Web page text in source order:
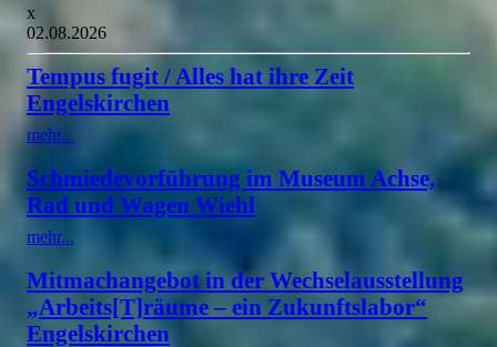
x
02.08.2026
Tempus fugit / Alles hat ihre Zeit
Engelskirchen
mehr...
Schmiedevorführung im Museum Achse,
Rad und Wagen Wiehl
mehr...
Mitmachangebot in der Wechselausstellung
„Arbeits[T]räume – ein Zukunftslabor“
Engelskirchen